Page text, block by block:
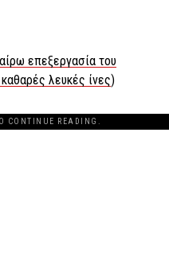
επεξεργασία του
λευκές ίνες)
CONTINUE READING.